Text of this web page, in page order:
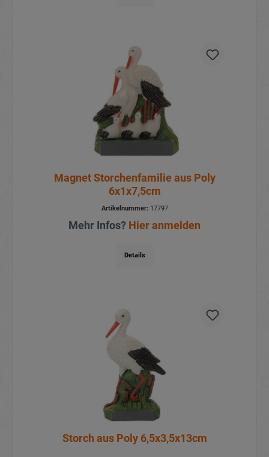
Magnet Storchenfamilie aus Poly
6x1x7,5cm
Artikelnummer:17797
Mehr Infos? Hier anmelden
Details
Storch aus Poly 6,5x3,5x13cm